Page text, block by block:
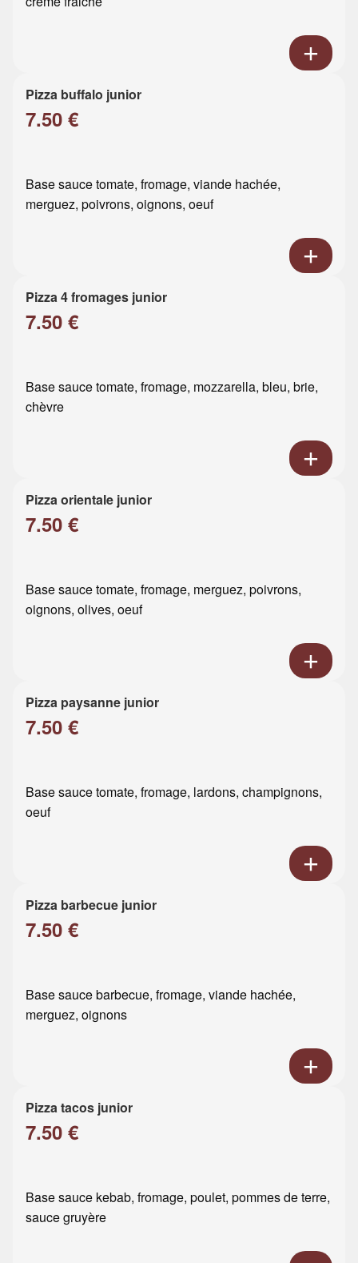
Pizza buffalo junior
7.50 €
Base sauce tomate, fromage, viande hachée,
merguez, poivrons, oignons, oeuf
Pizza 4 fromages junior
7.50 €
Base sauce tomate, fromage, mozzarella, bleu, brie,
chèvre
Pizza orientale junior
7.50 €
Base sauce tomate, fromage, merguez, poivrons,
oignons, olives, oeuf
Pizza paysanne junior
7.50 €
Base sauce tomate, fromage, lardons, champignons,
oeuf
Pizza barbecue junior
7.50 €
Base sauce barbecue, fromage, viande hachée,
merguez, oignons
Pizza tacos junior
7.50 €
Base sauce kebab, fromage, poulet, pommes de terre,
sauce gruyère